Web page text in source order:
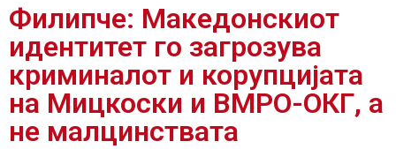
Филипче: Македонскиот
идентитет го загрозува
криминалот и корупцијата
на Мицкоски и ВМРО-ОКГ, а
не малцинствата